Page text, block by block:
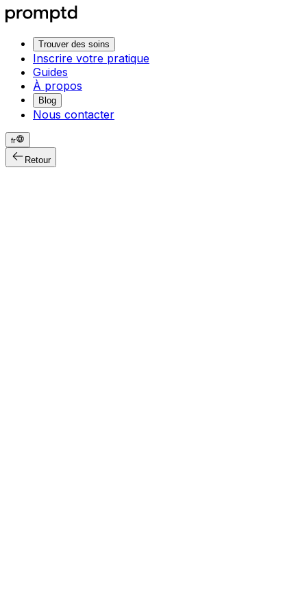
Trouver des soins
Inscrire votre pratique
Guides
À propos
Blog
Nous contacter
fr
Retour